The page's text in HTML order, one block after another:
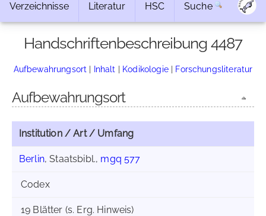
Verzeichnisse Literatur HSC Suche
Handschriftenbeschreibung 4487
Aufbewahrungsort | Inhalt | Kodikologie| Forschungsliteratur
Aufbewahrungsort
Institution / Art / Umfang
Berlin, Staatsbibl., mgq 577
Codex
19 Blätter (s. Erg. Hinweis)